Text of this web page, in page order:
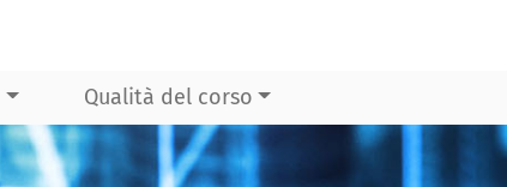
Qualità del corso